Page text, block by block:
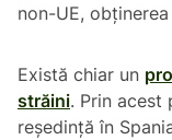
non-UE,
Există chiar un
străini. Prin acest
reședință în